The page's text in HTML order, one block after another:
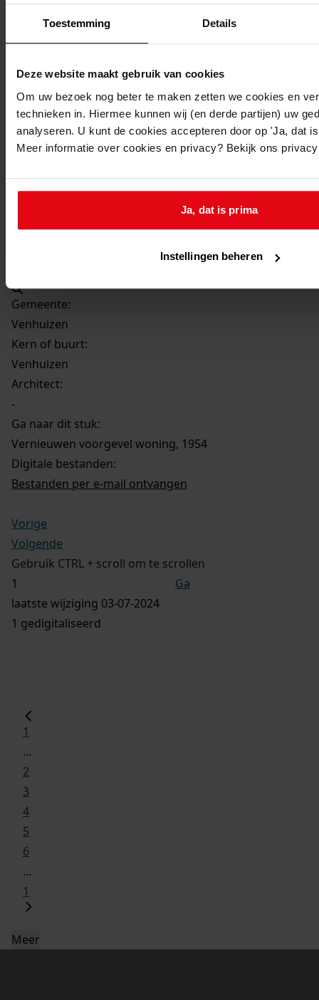
Toestemming Details
Deze website maakt gebruik van cookies
Om uw bezoek nog beter te maken zetten we cookies en
technieken in. Hiermee kunnen wij (en derde partijen) uw
analyseren. U kunt de cookies accepteren door op 'Ja, dat
Meer informatie over cookies en privacy? Bekijk ons
Ja, dat is prima
Instellingen beheren
Vernieuwen voorgevel woning
25-02-1954
Adres:
Venhuizen, De Buurt 114
Perceel:
Gemeente:
Venhuizen
Kern of buurt:
Venhuizen
Architect:
-
Ga naar dit stuk:
Vernieuwen voorgevel woning, 1954
Digitale bestanden:
Bestanden per e-mail ontvangen
Vorige
Volgende
Gebruik CTRL + scroll om te scrollen
Ga
laatste wijziging 03-07-2024
1 gedigitaliseerd
1
...
2
3
4
5
6
...
1
Meer